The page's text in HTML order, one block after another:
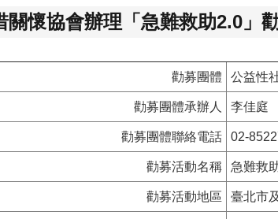
關懷協會辦理「急難救助2.0」
勸募團體 公益性
勸募團體承辦人 李佳庭
勸募團體聯絡電話 02-
勸募活動名稱 急難救
勸募活動地區 臺北市